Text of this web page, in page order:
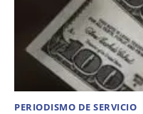
PERIODISMO DE SERVICIO